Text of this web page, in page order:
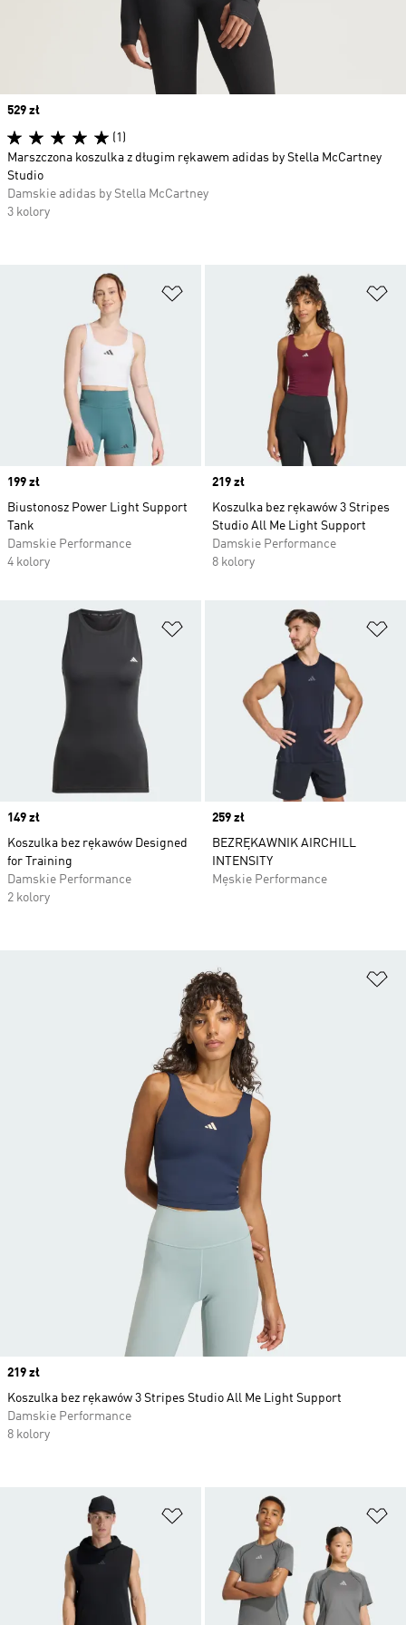
Dodaj do listy życzeń
Price
199 zł
Biustonosz Power Light Support
Tank
Damskie Performance
4 kolory
Price
219 zł
Koszulka bez rękawów 3 Stripes
Studio All Me Light Support
Damskie Performance
8 kolory
Dodaj do listy życzeń
Price
149 zł
Koszulka bez rękawów Designed
for Training
Damskie Performance
2 kolory
Price
259 zł
BEZRĘKAWNIK AIRCHILL
INTENSITY
Męskie Performance
Dodaj do listy życzeń
Price
529 zł
(1)
Marszczona koszulka z długim rękawem adidas by Stella McCartney
Studio
Damskie adidas by Stella McCartney
3 kolory
Price
219 zł
Koszulka bez rękawów 3 Stripes Studio All Me Light Support
Damskie Performance
8 kolory